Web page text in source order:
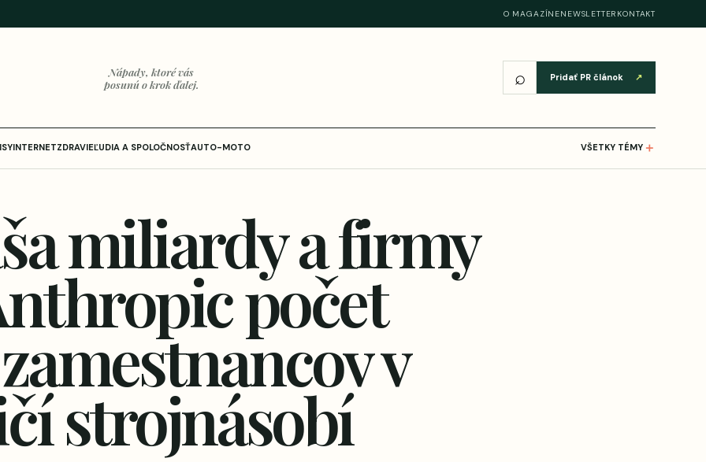
O MAGAZÍNENEWSLETTER KONTAKT
Nápady, ktoré vás
posunú o krok ďalej.
⌕ Pridať PR článok ↗
INTERNETZDRAVIEĽUDIA A SPOLOČNOSŤAUTO-MOTO VŠETKY TÉMY ＋
miliardy a firmy
počet
v
strojnásobí